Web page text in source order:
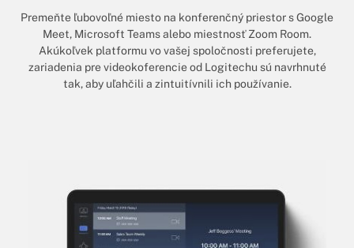
Premeňte ľubovoľné miesto na konferenčný priestor s Google
Meet, Microsoft Teams alebo miestnosť Zoom Room.
Akúkoľvek platformu vo vašej spoločnosti preferujete,
zariadenia pre videokoferencie od Logitechu sú navrhnuté
tak, aby uľahčili a zintuitívnili ich používanie.